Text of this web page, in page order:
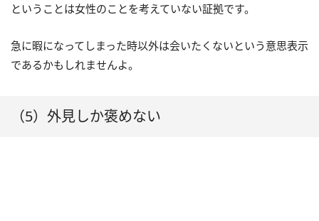
ということは女性のことを考えていない証拠です。
急に暇になってしまった時以外は会いたくないという意思表示
であるかもしれませんよ。
（5）外見しか褒めない